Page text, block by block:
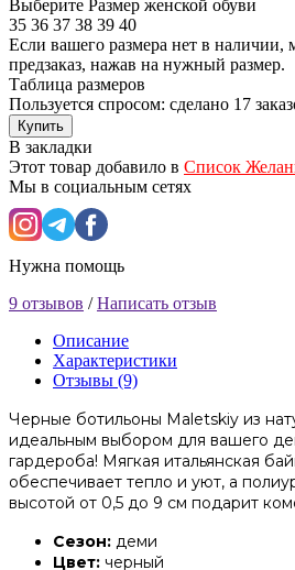
Выберите Размер женской обуви
35 36 37 38 39 40
Если вашего размера нет в наличии,
предзаказ, нажав на нужный размер.
Таблица размеров
Пользуется спросом: сделано 17
Купить
В закладки
Этот товар добавило в Список
Мы в социальным сетях
Нужна помощь
9 отзывов /Написать отзыв
Описание
Характеристики
Отзывы (9)
Черные ботильоны Maletskiy из
идеальным выбором для вашего
гардероба! Мягкая итальянская
обеспечивает тепло и уют, а
высотой от 0,5 до 9 см подарит
Сезон: деми
Цвет: черный